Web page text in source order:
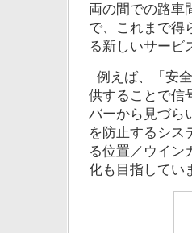
両の間での路車
で、これまで得
る新しいサービ
例えば、「安
供することで信
バーから見づら
を防止するシス
る位置／ウイン
化も目指してい